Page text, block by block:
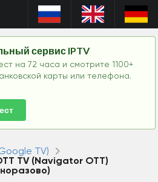
сервис IPTV
на 72 часа и смотрите 1100+
карты или телефона.
TV)
TV (Navigator OTT)